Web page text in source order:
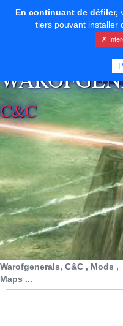
⚡ SOUTENIR LE
C&C
Warofgenerals, C&C , Mods ,
Maps ...
En continuant de défiler,
tiers pouvant installer
✗